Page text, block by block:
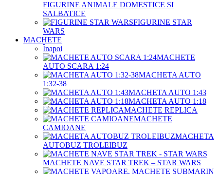
FIGURINE ANIMALE DOMESTICE SI
SALBATICE
FIGURINE STAR
WARS
MACHETE
Înapoi
MACHETE
AUTO SCARA 1:24
MACHETA AUTO
1:32-38
MACHETA AUTO 1:43
MACHETA AUTO 1:18
MACHETE REPLICA
MACHETE
CAMIOANE
MACHETA
AUTOBUZ TROLEIBUZ
MACHETE NAVE STAR TREK – STAR WARS